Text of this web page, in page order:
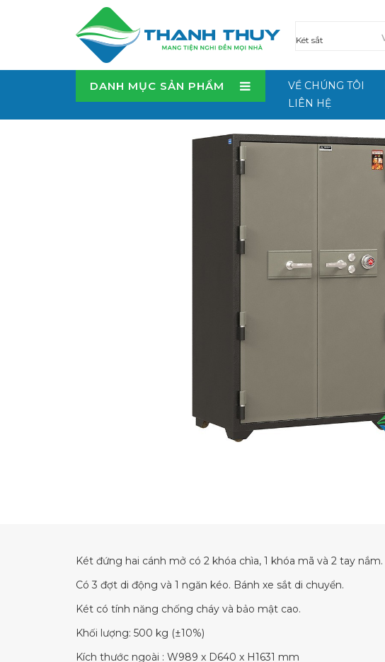
DANH MỤC SẢN PHẨM VỀ CHÚNG TÔI
LIÊN HỆ
Két đứng hai cánh mở có 2 khóa chìa, 1 khóa mã và 2 tay nắm.
Có 3 đợt di động và 1 ngăn kéo. Bánh xe sắt di chuyển.
Két có tính năng chống cháy và bảo mật cao.
Khối lượng: 500 kg (±10%)
Kích thước ngoài : W989 x D640 x H1631 mm